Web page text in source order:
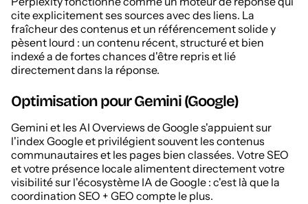
cite explicitement ses sources avec des liens. La
fraîcheur des contenus et un référencement solide y
pèsent lourd : un contenu récent, structuré et bien
indexé a de fortes chances d'être repris et lié
directement dans la réponse.
Optimisation pour Gemini (Google)
Gemini et les AI Overviews de Google s'appuient sur
l'index Google et privilégient souvent les contenus
communautaires et les pages bien classées. Votre SEO
et votre présence locale alimentent directement votre
visibilité sur l'écosystème IA de Google : c'est là que la
coordination SEO + GEO compte le plus.